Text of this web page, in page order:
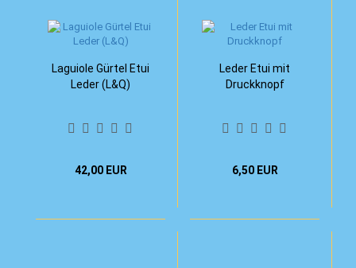
Laguiole Gürtel Etui
Leder (L&Q)
42,00 EUR
Leder Etui mit
Druckknopf
6,50 EUR